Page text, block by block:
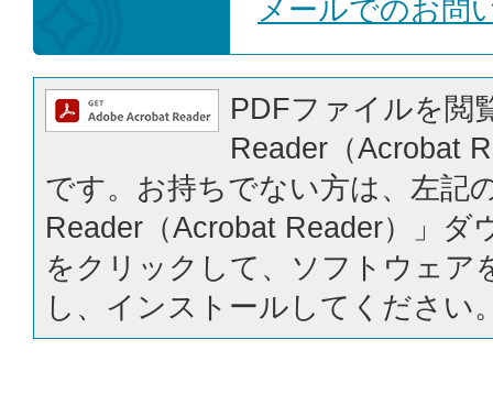
メールでのお問
PDFファイルを閲
Reader（Acrobat
です。お持ちでない方は、左記
Reader（Acrobat Reader）」ダ
をクリックして、ソフトウェア
し、インストールしてください